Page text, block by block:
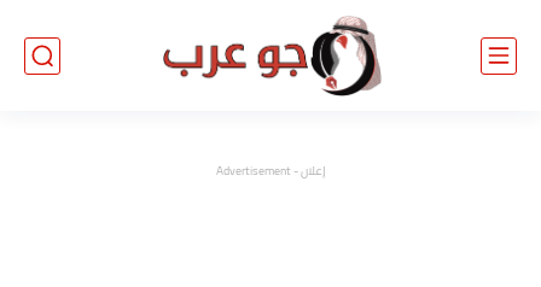
إعلان - Advertisement